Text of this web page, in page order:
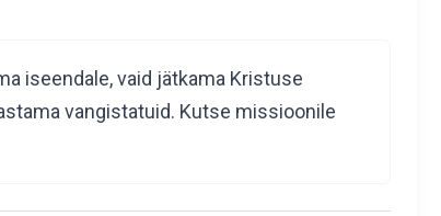
iseendale, vaid jätkama Kristuse
vangistatuid. Kutse missioonile